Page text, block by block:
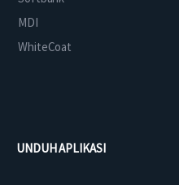
MDI
WhiteCoat
UNDUH APLIKASI